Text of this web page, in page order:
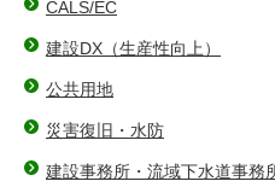
CALS/EC
建設DX（⽣産性向上）
公共用地
災害復旧・水防
建設事務所・流域下水道事務